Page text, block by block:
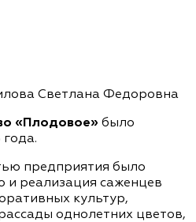
Светлана Федоровна
«Плодовое» было
года.
предприятия было
и реализация саженцев
культур,
однолетних цветов,